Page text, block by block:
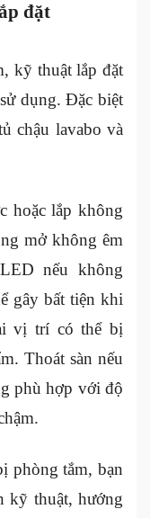
đặt
kỹ thuật lắp đặt
dụng. Đặc biệt
chậu lavabo và
hoặc lắp không
mở không êm
nếu không
gây bất tiện khi
vị trí có thể bị
Thoát sàn nếu
phù hợp với độ
phòng tắm, bạn
kỹ thuật, hướng